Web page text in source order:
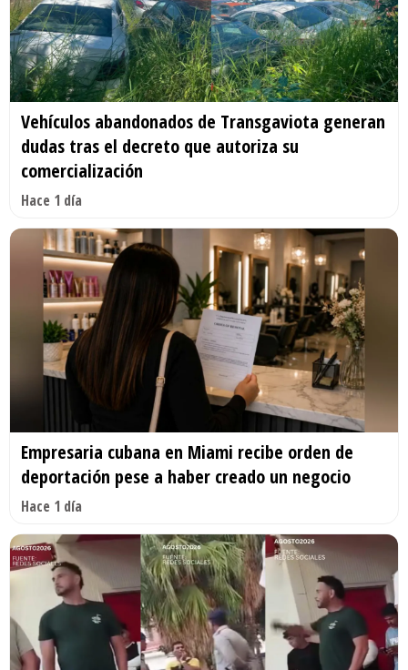
Vehículos abandonados de Transgaviota generan
dudas tras el decreto que autoriza su
comercialización
Hace 1 día
Empresaria cubana en Miami recibe orden de
deportación pese a haber creado un negocio
Hace 1 día